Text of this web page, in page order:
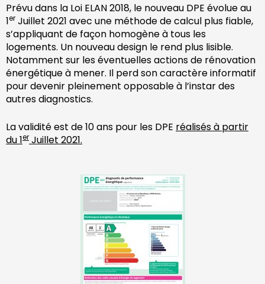
Prévu dans la Loi ELAN 2018, le nouveau DPE évolue au
1er Juillet 2021 avec une méthode de calcul plus fiable,
s’appliquant de façon homogène à tous les
logements. Un nouveau design le rend plus lisible.
Notamment sur les éventuelles actions de rénovation
énergétique à mener. Il perd son caractère informatif
pour devenir pleinement opposable à l’instar des
autres diagnostics.
La validité est de 10 ans pour les DPE réalisés à partir
du 1er Juillet 2021.